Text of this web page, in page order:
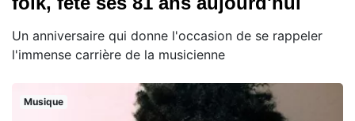
Un anniversaire qui donne l'occasion de se rappeler
l'immense carrière de la musicienne
Musique